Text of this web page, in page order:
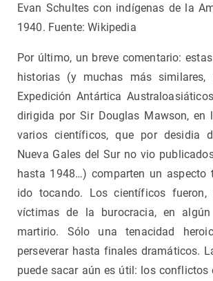
Evan Schultes con indígenas de la
1940. Fuente: Wikipedia
Por último, un breve comentario:
historias (y muchas más
Expedición Antártica
dirigida por Sir Douglas Mawson, en
varios científicos, que por desidia
Nueva Gales del Sur no vio
hasta 1948…) comparten un aspecto
ido tocando. Los científicos fueron,
víctimas de la burocracia, en
martirio. Sólo una tenacidad
perseverar hasta finales dramáticos.
puede sacar aún es útil: los conflictos